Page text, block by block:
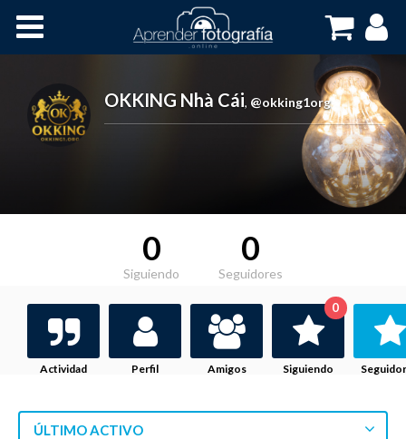
OKKING Nhà Cái, @okking1org
0
Siguiendo
0
Seguidores
Actividad Perfil Amigos Siguiendo
0
ÚLTIMO ACTIVO